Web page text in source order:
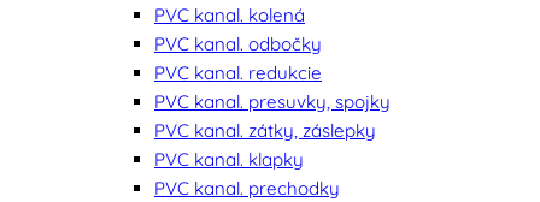
PVC kanal. kolená
PVC kanal. odbočky
PVC kanal. redukcie
PVC kanal. presuvky, spojky
PVC kanal. zátky, záslepky
PVC kanal. klapky
PVC kanal. prechodky